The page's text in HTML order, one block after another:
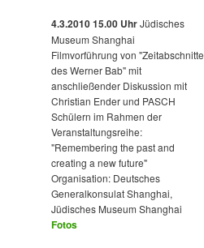
4.3.2010 15.00 UhrJüdisches
Museum Shanghai
Filmvorführung von "Zeitabschnitte
des Werner Bab" mit
anschließender Diskussion mit
Christian Ender und PASCH
Schülern im Rahmen der
Veranstaltungsreihe:
"Remembering the past and
creating a new future"
Organisation: Deutsches
Generalkonsulat Shanghai,
Jüdisches Museum Shanghai
Fotos